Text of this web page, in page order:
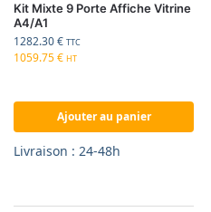
Kit Mixte 9 Porte Affiche Vitrine
A4/A1
1282.30€ TTC
1059.75€ HT
Ajouter au panier
Livraison : 24-48h